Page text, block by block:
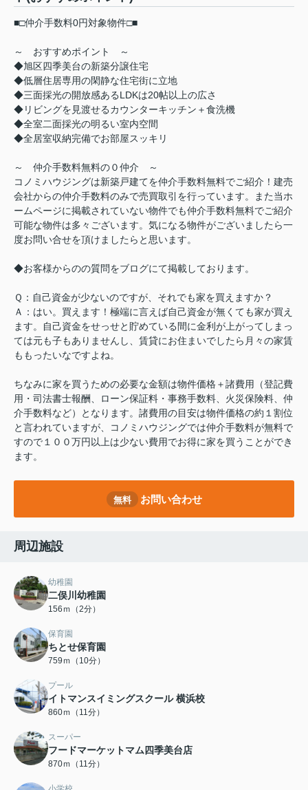
■□仲介手数料0円対象物件□■
～ おすすめポイント ～
◆旭区四季美台の新築分譲住宅
◆低層住居専用の閑静な住宅街に立地
◆三面採光の開放感あるLDKは20帖以上の広さ
◆リビングを見渡せるカウンターキッチン＋食洗機
◆全室二面採光の明るい室内空間
◆全居室収納完備でお部屋スッキリ
～ 仲介手数料無料の０仲介 ～
コノミハウジングは新築戸建てを仲介手数料無料でご紹介！建売
会社からの仲介手数料のみで売買取引を行っています。また当ホ
ームページに掲載されていない物件でも仲介手数料無料でご紹介
可能な物件は多々ございます。気になる物件がございましたら一
度お問い合せを頂けましたらと思います。
◆お客様からのの質問をブログにて掲載しております。
Ｑ：自己資金が少ないのですが、それでも家を買えますか？
Ａ：はい。買えます！極端に言えば自己資金が無くても家が買え
ます。自己資金をせっせと貯めている間に金利が上がってしまっ
ては元も子もありませんし、賃貸にお住まいでしたら月々の家賃
ももったいなですよね。
ちなみに家を買うための必要な金額は物件価格＋諸費用（登記費
用・司法書士報酬、ローン保証料・事務手数料、火災保険料、仲
介手数料など）となります。諸費用の目安は物件価格の約１割位
と言われていますが、コノミハウジングでは仲介手数料が無料で
すので１００万円以上は少ない費用でお得に家を買うことができ
ます。
無料 お問い合わせ
周辺施設
幼稚園
二俣川幼稚園
156ｍ（2分）
保育園
ちとせ保育園
759ｍ（10分）
プール
イトマンスイミングスクール 横浜校
860ｍ（11分）
スーパー
フードマーケットマム四季美台店
870ｍ（11分）